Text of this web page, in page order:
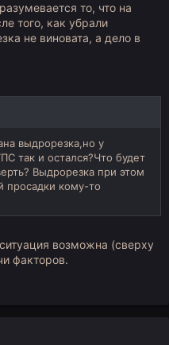
то, что на
того, как убрали
не виновата, а дело в
выдрорезка,но у
так и остался?Что будет
Выдрорезка при этом
просадки кому-то
возможна (сверху
факторов.